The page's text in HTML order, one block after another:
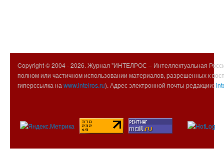
Copyright © 2004 -2026. Журнал "ИНТЕЛРОС – Интеллектуальная
полном или частичном использовании материалов, разрешенных к
гиперссылка на www.intelros.ru). Адрес электронной почты редакции: